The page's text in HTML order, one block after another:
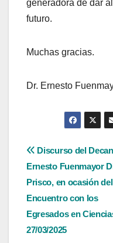
generadora de dar
futuro.
Muchas gracias.
Dr. Ernesto
de
entradas
Discurso del
Ernesto Fuenmayor
Prisco, en ocasión del
Encuentro con los
Egresados en
27/03/2025